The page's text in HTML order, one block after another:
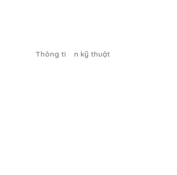
Thông ti n kỹ thuật